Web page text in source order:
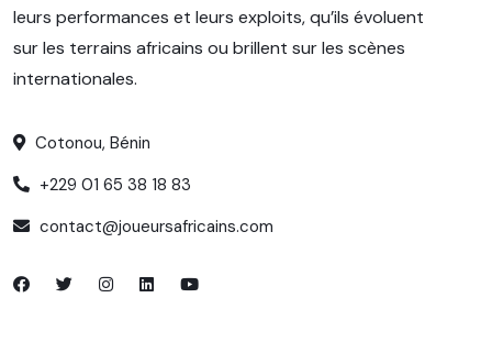
leurs performances et leurs exploits, qu’ils évoluent
sur les terrains africains ou brillent sur les scènes
internationales.
Cotonou, Bénin
+229 01 65 38 18 83
contact@joueursafricains.com